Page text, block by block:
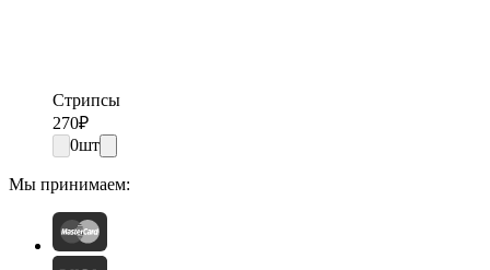
Стрипсы
270₽
0шт
Мы принимаем: